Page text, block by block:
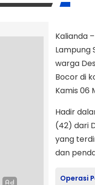
Kalianda
Lampung
warga
Bocor di
Kamis 06
Hadir
(42) dari
yang
dan
Operasi